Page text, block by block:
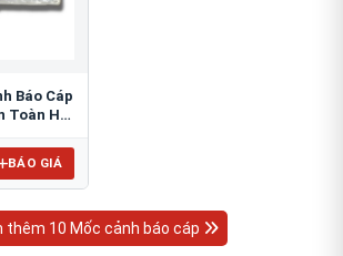
Báo Cáp
Toàn Hệ
BÁO GIÁ
thêm 10 Mốc cảnh báo cáp